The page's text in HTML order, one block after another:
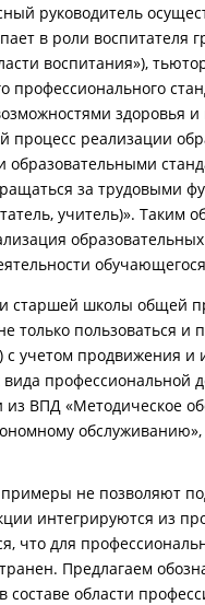
руководитель
в роли
воспитания»),
профессионального
здоровья
процесс реализации
образовательными
за трудовыми
учитель)». Таким
старшей школы общей
только пользоваться и
с учетом продвижения
профессиональной
ВПД «Методическое
не позволяют
интегрируются из
что для
Предлагаем
составе области